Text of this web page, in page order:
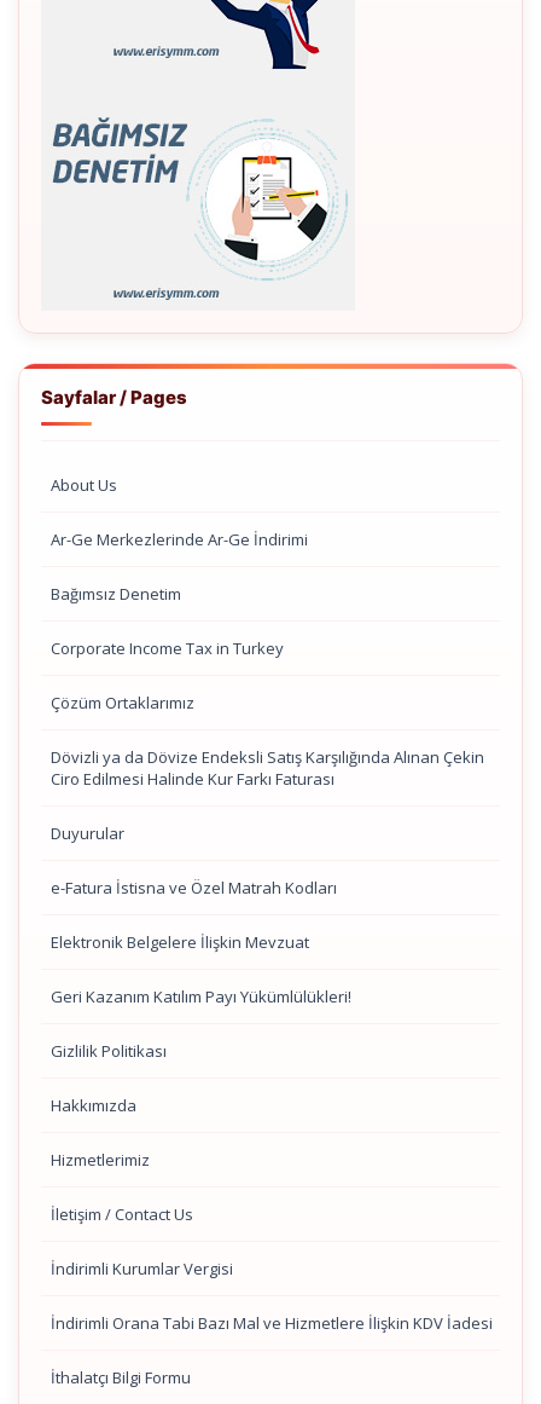
Sayfalar / Pages
About Us
Ar-Ge Merkezlerinde Ar-Ge İndirimi
Bağımsız Denetim
Corporate Income Tax in Turkey
Çözüm Ortaklarımız
Dövizli ya da Dövize Endeksli Satış Karşılığında Alınan Çekin
Ciro Edilmesi Halinde Kur Farkı Faturası
Duyurular
e-Fatura İstisna ve Özel Matrah Kodları
Elektronik Belgelere İlişkin Mevzuat
Geri Kazanım Katılım Payı Yükümlülükleri!
Gizlilik Politikası
Hakkımızda
Hizmetlerimiz
İletişim / Contact Us
İndirimli Kurumlar Vergisi
İndirimli Orana Tabi Bazı Mal ve Hizmetlere İlişkin KDV İadesi
İthalatçı Bilgi Formu